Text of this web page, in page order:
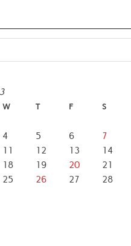
d
W T F S
4 5 6 7
11 12 13 14
18 19 20 21
25 26 27 28